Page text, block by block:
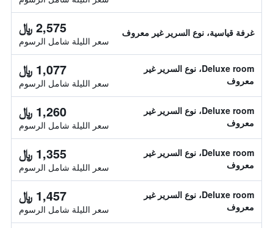
غرفة قياسية، نوع السرير غير معروف 2,575 ﷼
سعر الليلة شامل الرسوم
Deluxe room، نوع السرير غير
معروف
1,077 ﷼
سعر الليلة شامل الرسوم
Deluxe room، نوع السرير غير
معروف
1,260 ﷼
سعر الليلة شامل الرسوم
Deluxe room، نوع السرير غير
معروف
1,355 ﷼
سعر الليلة شامل الرسوم
Deluxe room، نوع السرير غير
معروف
1,457 ﷼
سعر الليلة شامل الرسوم